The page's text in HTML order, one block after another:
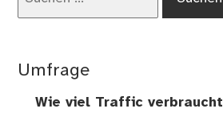
Umfrage
Wie viel Traffic